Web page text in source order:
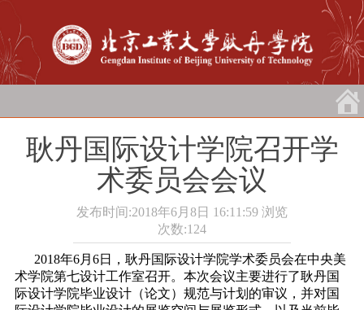
耿丹国际设计学院召开学
术委员会会议
发布时间:2018年6月8日 16:11:59 浏览
次数:124
2018年6月6日，耿丹国际设计学院学术委员会在中央美
术学院第七设计工作室召开。本次会议主要进行了耿丹国
际设计学院毕业设计（论文）规范与计划的审议，并对国